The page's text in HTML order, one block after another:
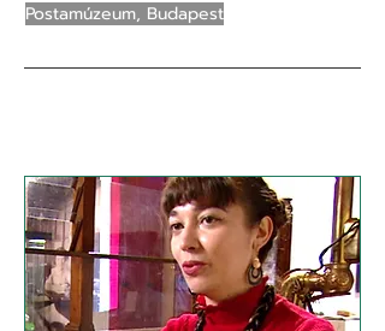
Postamúzeum, Budapest